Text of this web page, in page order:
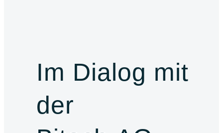
Im Dialog mit
der